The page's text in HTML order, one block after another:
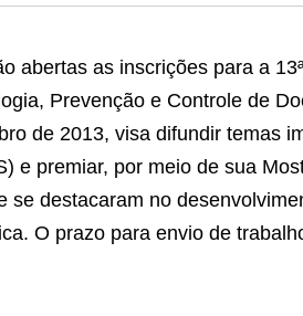
abertas as inscrições para a
Prevenção e Controle de
de 2013, visa difundir temas
e premiar, por meio de sua
se destacaram no
O prazo para envio de